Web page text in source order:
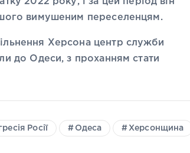
вимушеним переселенцям.
Херсона центр служби
до Одеси, з проханням стати
Росії Одеса Херсонщина